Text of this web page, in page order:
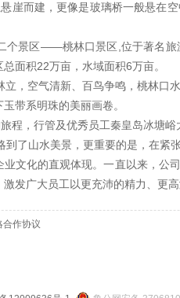
崖而建，更像是玻璃桥一般悬在
景区——桃林口景区,位于著名旅
面积22万亩，水域面积6万亩。
，空气清新、百鸟争鸣，桃林口
带系明珠的美丽画卷。
，行管及优秀员工秦皇岛冰塘峪
了山水美景，更重要的是，在紧
文化的直观体现。一直以来，
发广大员工以更充沛的精力、更
合作协议